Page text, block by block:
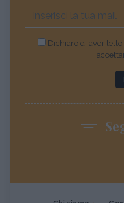
Dichiaro di aver letto